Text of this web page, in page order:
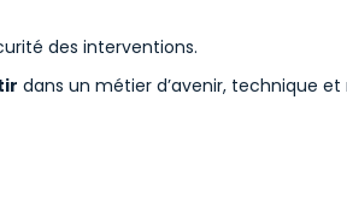
des interventions.
dans un métier d’avenir, technique